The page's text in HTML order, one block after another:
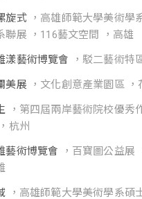
旋式，高雄師範大學美術學
聯展 ，116藝文空間 ，高雄
漾藝術博覽會 ，駁二藝術特
美展 ，文化創意產業園區 ，
，第四屆兩岸藝術院校優秀
杭州
藝術博覽會 ，百寶圖公益展
，高雄師範大學美術學系碩